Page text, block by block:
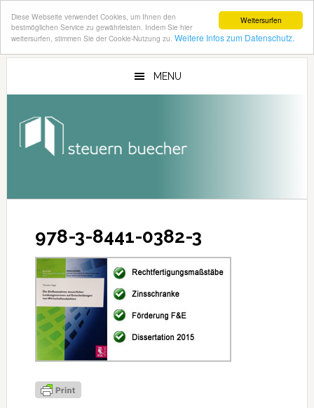
Weitersurfen
Diese Webseite verwendet Cookies, um Ihnen den
bestmöglichen Service zu gewährleisten. Indem Sie hier
weitersurfen, stimmen Sie der Cookie-Nutzung zu. Weitere Infos zum Datenschutz.
Zum
Zur
MENU
978-3-8441-0382-3